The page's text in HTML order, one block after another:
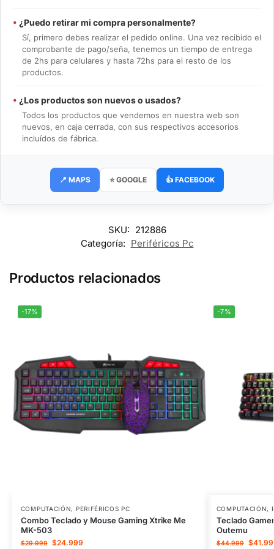
• ¿Puedo retirar mi compra personalmente?
Sí, primero debes realizar el pedido online. Una vez recibido el
comprobante de pago/seña, tenemos un tiempo de entrega
de 2hs para celulares y hasta 72hs para el resto de los
productos.
• ¿Los productos son nuevos o usados?
Todos los productos que vendemos en nuestra web son
nuevos, en caja cerrada, con sus respectivos accesorios
incluídos de fábrica.
📍 MAPS ⭐ GOOGLE 👍 FACEBOOK
SKU: 212886
Categoría: Periféricos Pc
Productos relacionados
-17%
COMPUTACIÓN, PERIFÉRICOS PC
Combo Teclado y Mouse Gaming Xtrike Me
MK-503
$29.999 $24.999
-7%
COMPUTACIÓN,
Teclado
Outemu
$44.999 $